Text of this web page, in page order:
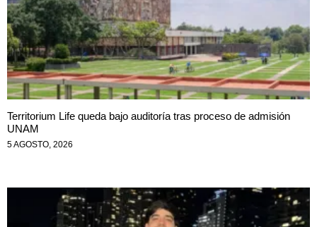
Territorium Life queda bajo auditoría tras proceso de admisión
UNAM
5 AGOSTO, 2026